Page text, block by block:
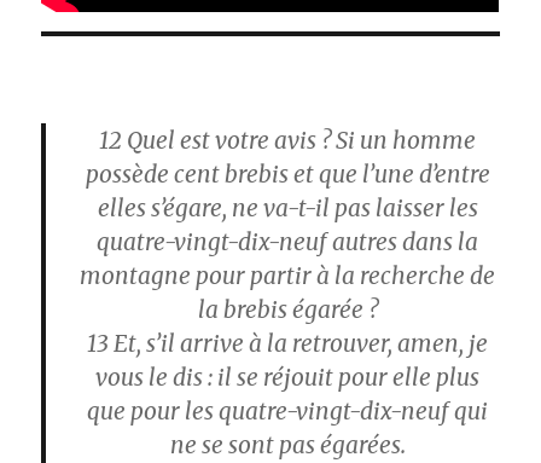
12 Quel est votre avis ? Si un homme
possède cent brebis et que l’une d’entre
elles s’égare, ne va-t-il pas laisser les
quatre-vingt-dix-neuf autres dans la
montagne pour partir à la recherche de
la brebis égarée ?
13 Et, s’il arrive à la retrouver, amen, je
vous le dis : il se réjouit pour elle plus
que pour les quatre-vingt-dix-neuf qui
ne se sont pas égarées.